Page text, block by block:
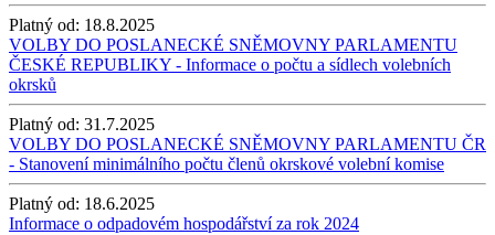
Platný od: 18.8.2025
VOLBY DO POSLANECKÉ SNĚMOVNY PARLAMENTU
ČESKÉ REPUBLIKY - Informace o počtu a sídlech volebních
okrsků
Platný od: 31.7.2025
VOLBY DO POSLANECKÉ SNĚMOVNY PARLAMENTU ČR
- Stanovení minimálního počtu členů okrskové volební komise
Platný od: 18.6.2025
Informace o odpadovém hospodářství za rok 2024